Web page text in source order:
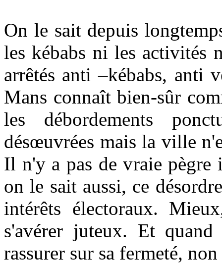
On le sait depuis
les kébabs ni les activités
arrêtés anti –kébabs, anti
Mans connaît bien-sûr
les débordements
désœuvrées mais la ville
Il n'y a pas de vraie pègre
on le sait aussi, ce
intérêts électoraux.
s'avérer juteux. Et
rassurer sur sa fermeté, non